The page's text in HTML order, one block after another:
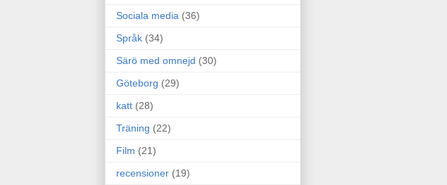
Sociala media (36)
Språk (34)
Särö med omnejd (30)
Göteborg (29)
katt (28)
Träning (22)
Film (21)
recensioner (19)